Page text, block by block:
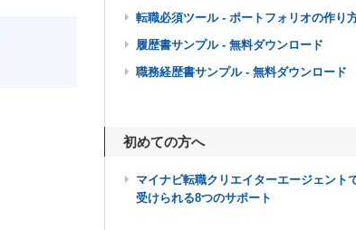
転職必須ツール - ポートフォリオの作り
履歴書サンプル - 無料ダウンロード
職務経歴書サンプル - 無料ダウンロード
初めての方へ
マイナビ転職クリエイターエージェント
受けられる8つのサポート